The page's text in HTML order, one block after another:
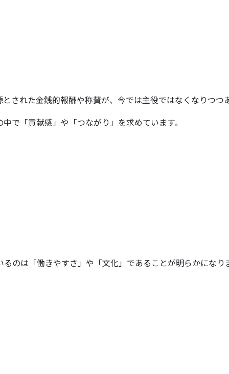
された金銭的報酬や称賛が、今では主役ではなくなりつつ
で「貢献感」や「つながり」を求めています。
のは「働きやすさ」や「文化」であることが明らかになり